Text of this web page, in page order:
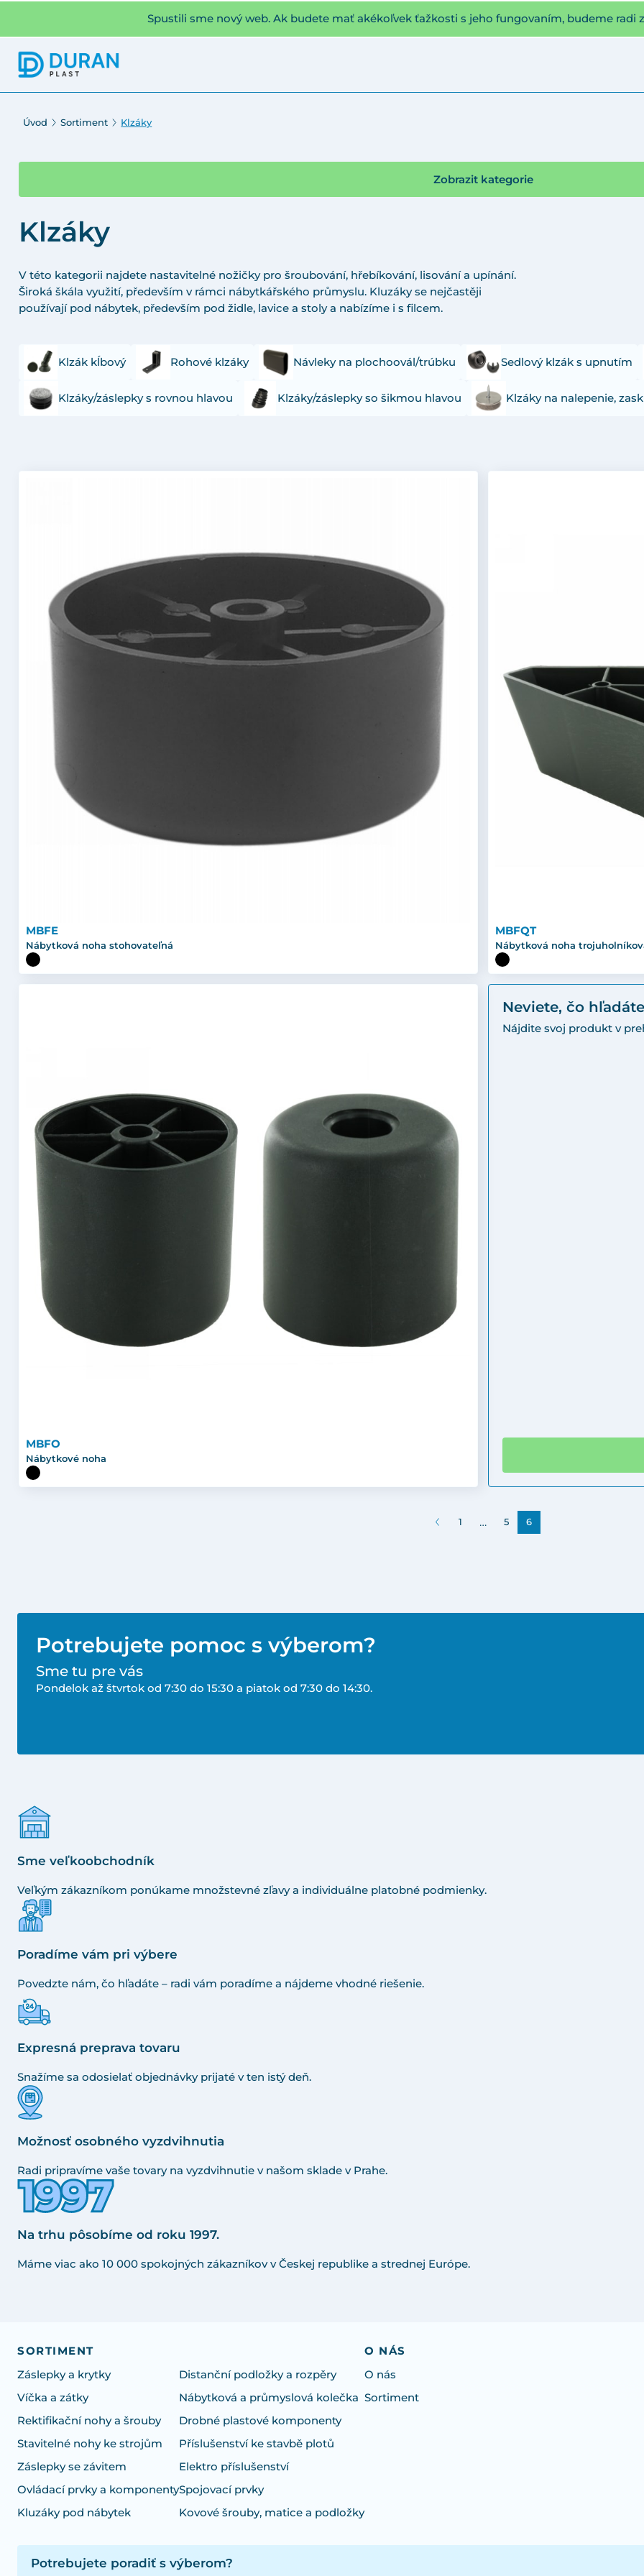
Spustili sme nový web. Ak budete mať akékoľvek ťažkosti s jeho fungovaním, budeme radi
Úvod Sortiment Klzáky
Zobrazit kategorie
Klzáky
V této kategorii najdete nastavitelné nožičky pro šroubování, hřebíkování, lisování a upínání.
Široká škála využití, především v rámci nábytkářského průmyslu. Kluzáky se nejčastěji
používají pod nábytek, především pod židle, lavice a stoly a nabízíme i s filcem.
Klzák kĺbový Rohové klzáky Návleky na plochoovál/trúbku Sedlový klzák s upnutím
Klzáky/záslepky s rovnou hlavou Klzáky/záslepky so šikmou hlavou Klzáky na nalepenie,
MBFE
Nábytková noha stohovateľná
MBFQT
Nábytková noha
MBFO
Nábytkové noha
Neviete, čo
Nájdite svoj produkt v
1 … 5 6
Potrebujete pomoc s výberom?
Sme tu pre vás
Pondelok až štvrtok od 7:30 do 15:30 a piatok od 7:30 do 14:30.
Sme veľkoobchodník
Veľkým zákazníkom ponúkame množstevné zľavy a individuálne platobné podmienky.
Poradíme vám pri výbere
Povedzte nám, čo hľadáte – radi vám poradíme a nájdeme vhodné riešenie.
Expresná preprava tovaru
Snažíme sa odosielať objednávky prijaté v ten istý deň.
Možnosť osobného vyzdvihnutia
Radi pripravíme vaše tovary na vyzdvihnutie v našom sklade v Prahe.
Na trhu pôsobíme od roku 1997.
Máme viac ako 10 000 spokojných zákazníkov v Českej republike a strednej Európe.
SORTIMENT
Záslepky a krytky
Víčka a zátky
Rektifikační nohy a šrouby
Stavitelné nohy ke strojům
Záslepky se závitem
Ovládací prvky a komponenty
Kluzáky pod nábytek
Distanční podložky a rozpěry
Nábytková a průmyslová kolečka
Drobné plastové komponenty
Příslušenství ke stavbě plotů
Elektro příslušenství
Spojovací prvky
Kovové šrouby, matice a podložky
O NÁS
O nás
Sortiment
Potrebujete poradiť s výberom?